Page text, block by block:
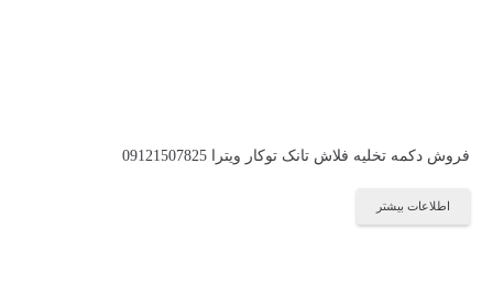
فروش دکمه تخلیه فلاش تانک توکار ویترا 09121507825
اطلاعات بیشتر